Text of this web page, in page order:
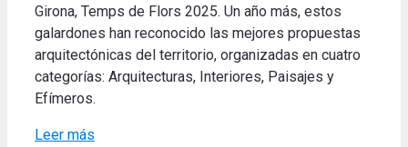
Girona, Temps de Flors 2025. Un año más, estos
galardones han reconocido las mejores propuestas
arquitectónicas del territorio, organizadas en cuatro
categorías: Arquitecturas, Interiores, Paisajes y
Efímeros.
Leer más